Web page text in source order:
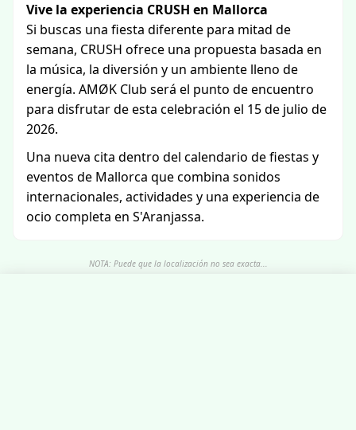
Vive la experiencia CRUSH en Mallorca
Si buscas una fiesta diferente para mitad de
semana, CRUSH ofrece una propuesta basada en
la música, la diversión y un ambiente lleno de
energía. AMØK Club será el punto de encuentro
para disfrutar de esta celebración el 15 de julio de
2026.
Una nueva cita dentro del calendario de fiestas y
eventos de Mallorca que combina sonidos
internacionales, actividades y una experiencia de
ocio completa en S'Aranjassa.
NOTA: Puede que la localización no sea exacta...